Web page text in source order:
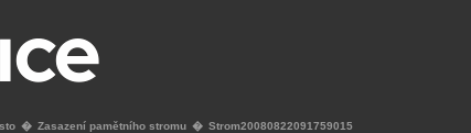
� Zasazení pamětního stromu � Strom20080822091759015